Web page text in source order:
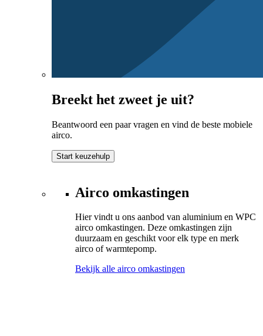
Breekt het zweet je uit?
Beantwoord een paar vragen en vind de beste mobiele
airco.
Start keuzehulp
Airco omkastingen
Hier vindt u ons aanbod van aluminium en WPC
airco omkastingen. Deze omkastingen zijn
duurzaam en geschikt voor elk type en merk
airco of warmtepomp.
Bekijk alle airco omkastingen